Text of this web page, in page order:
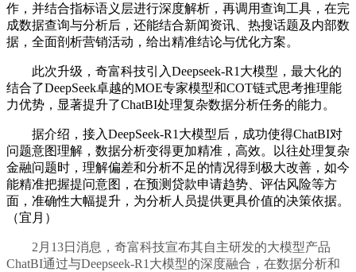
作，并结合指标语义层进行深度解析，再调用查询工具，在完
成数据查询与分析后，还能结合新闻资讯、热搜话题及内部数
据，全面剖析营销活动，给出精准结论与优化方案。
此次升级，奇富科技引入Deepseek-R1大模型，最大化的
结合了DeepSeek卓越的MOE专家模型和COT链式思考推理能
力优势，显著提升了ChatBI处理复杂数据分析任务的能力。
据介绍，接入DeepSeek-R1大模型后，成功使得ChatBI对
问题意图理解，数据分析变得更加精准，高效。以往处理复杂
金融问题时，理解偏差和分析不足的情况得到极大改善，如今
能精准把握提问意图，在预测贷款申请趋势、评估风险等方
面，准确性大幅提升，为分析人员提供更具价值的决策依据。
（宜月）
2月13日消息，奇富科技宣布其自主研发的大模型产品
ChatBI通过与Deepseek-R1大模型的深度融合，在数据分析和